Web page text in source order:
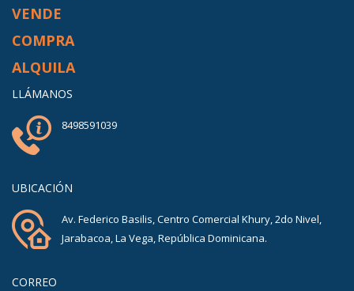
VENDE
COMPRA
ALQUILA
LLÁMANOS
8498591039
UBICACIÓN
Av. Federico Basilis, Centro Comercial Khury, 2do Nivel,
Jarabacoa, La Vega, República Dominicana.
CORREO